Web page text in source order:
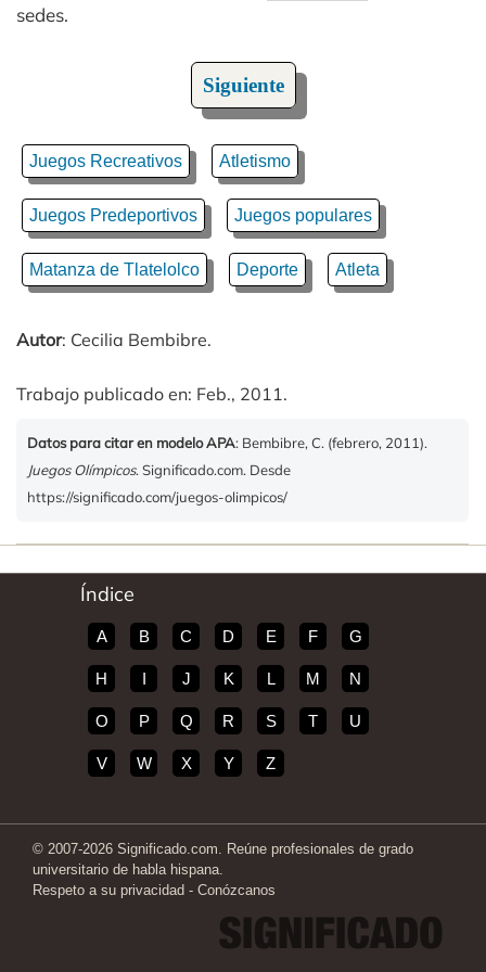
sedes.
Siguiente
Juegos Recreativos Atletismo
Juegos Predeportivos Juegos populares
Matanza de Tlatelolco Deporte Atleta
Autor: Cecilia Bembibre.
Trabajo publicado en: Feb., 2011.
Datos para citar en modelo APA: Bembibre, C. (febrero, 2011).
Juegos Olímpicos. Significado.com. Desde
https://significado.com/juegos-olimpicos/
Índice
A B C D E F G
H I J K L M N
O P Q R S T U
V W X Y Z
© 2007-2026 Significado.com. Reúne profesionales de grado
universitario de habla hispana.
Respeto a su privacidad - Conózcanos